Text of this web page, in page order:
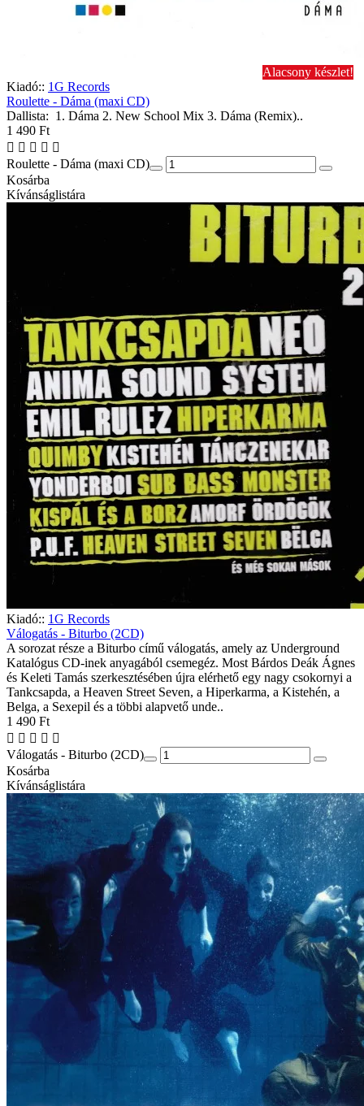
Alacsony készlet!
Kiadó:: 1G Records
Roulette - Dáma (maxi CD)
Dallista: 1. Dáma 2. New School Mix 3. Dáma (Remix)..
1 490 Ft
Roulette - Dáma (maxi CD)
Kosárba
Kívánságlistára
Kiadó:: 1G Records
Válogatás - Biturbo (2CD)
A sorozat része a Biturbo című válogatás, amely az Underground
Katalógus CD-inek anyagából csemegéz. Most Bárdos Deák Ágnes
és Keleti Tamás szerkesztésében újra elérhető egy nagy csokornyi a
Tankcsapda, a Heaven Street Seven, a Hiperkarma, a Kistehén, a
Belga, a Sexepil és a többi alapvető unde..
1 490 Ft
Válogatás - Biturbo (2CD)
Kosárba
Kívánságlistára